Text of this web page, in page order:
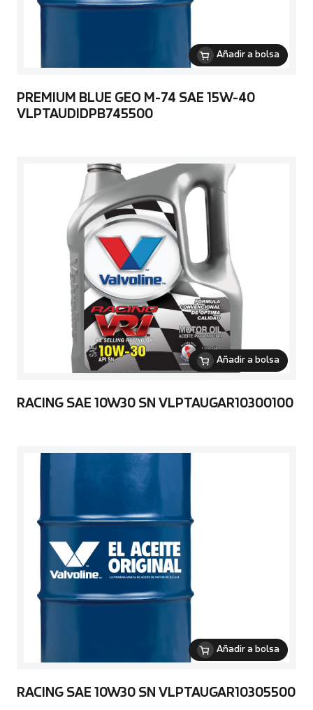
Añadir a bolsa
PREMIUM BLUE GEO M-74 SAE 15W-40
VLPTAUDIDPB745500
Añadir a bolsa
RACING SAE 10W30 SN VLPTAUGAR10300100
Añadir a bolsa
RACING SAE 10W30 SN VLPTAUGAR10305500